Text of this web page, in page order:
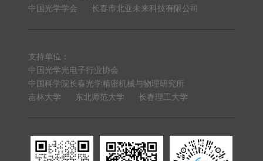
中国光学学会
长春市北亚未来科技有限公司
支持单位：
中国光学光电子行业协会
中国科学院长春光学精密机械与物理研究所
吉林大学
东北师范大学 长春理工大学